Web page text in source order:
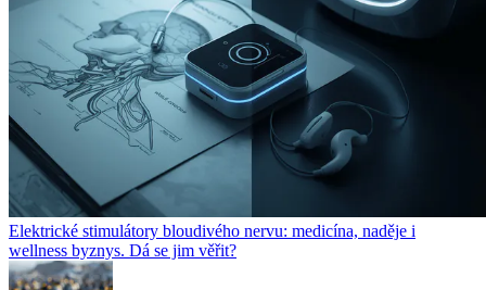
Elektrické stimulátory bloudivého nervu: medicína, naděje i
wellness byznys. Dá se jim věřit?